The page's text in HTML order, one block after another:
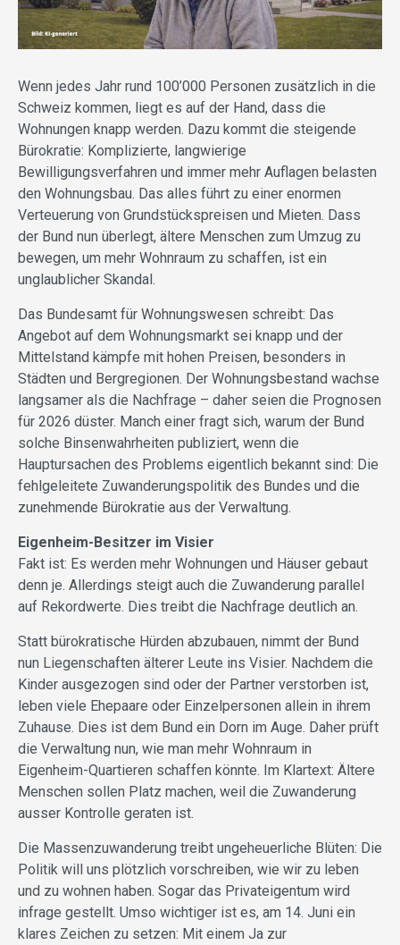
Wenn jedes Jahr rund 100’000 Personen zusätzlich in die
Schweiz kommen, liegt es auf der Hand, dass die
Wohnungen knapp werden. Dazu kommt die steigende
Bürokratie: Komplizierte, lang­wierige
Bewilligungsverfahren und immer mehr Auflagen belasten
den Wohnungsbau. Das alles führt zu einer enormen
Verteuerung von Grundstückspreisen und Mieten. Dass
der Bund nun überlegt, ältere Menschen zum Umzug zu
bewegen, um mehr Wohnraum zu schaffen, ist ein
unglaublicher Skandal.
Das Bundesamt für Wohnungswesen schreibt: Das
Angebot auf dem Wohnungsmarkt sei knapp und der
Mittelstand kämpfe mit hohen Preisen, besonders in
Städten und Bergregionen. Der Wohnungsbestand wachse
langsamer als die Nachfrage – daher seien die Prognosen
für 2026 düster. Manch einer fragt sich, warum der Bund
solche Binsenwahrheiten publiziert, wenn die
Hauptursachen des Problems eigentlich bekannt sind: Die
fehlgeleitete Zuwanderungspolitik des Bundes und die
zunehmende Bürokratie aus der Verwaltung.
Eigenheim-Besitzer im Visier
Fakt ist: Es werden mehr Wohnungen und Häuser gebaut
denn je. Allerdings steigt auch die Zuwanderung parallel
auf Rekordwerte. Dies treibt die Nachfrage deutlich an.
Statt bürokratische Hürden abzubauen, nimmt der Bund
nun Liegenschaften älterer Leute ins Visier. Nachdem die
Kinder ausgezogen sind oder der Partner verstorben ist,
leben viele Ehepaare oder Einzelpersonen allein in ihrem
Zuhause. Dies ist dem Bund ein Dorn im Auge. Daher prüft
die Verwaltung nun, wie man mehr Wohnraum in
Eigenheim-Quartieren schaffen könnte. Im Klartext: Ältere
Menschen sollen Platz machen, weil die Zuwanderung
ausser Kontrolle geraten ist.
Die Massenzuwanderung treibt ungeheuerliche Blüten: Die
Politik will uns plötzlich vorschreiben, wie wir zu leben
und zu wohnen haben. Sogar das Privateigentum wird
infrage gestellt. Umso wichtiger ist es, am 14. Juni ein
klares Zeichen zu setzen: Mit einem Ja zur